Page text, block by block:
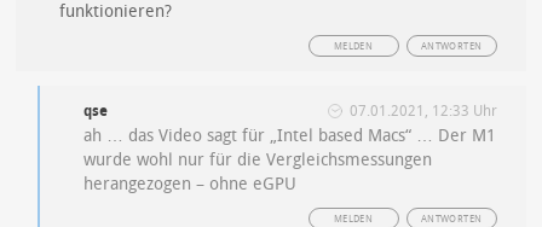
funktionieren?
ANTWORTEN
MELDEN
qse 07.01.2021, 12:33 Uhr
ah … das Video sagt für „Intel based Macs“ … Der M1
wurde wohl nur für die Vergleichsmessungen
herangezogen – ohne eGPU
ANTWORTEN
MELDEN